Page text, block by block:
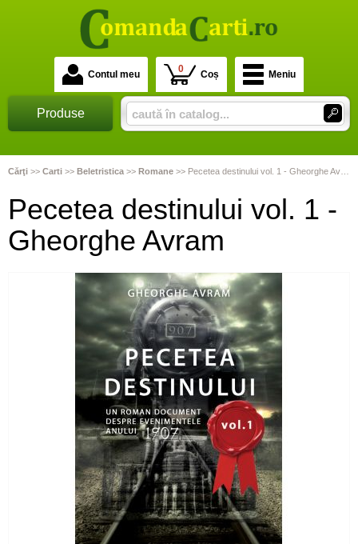
Contul meu 0 Coș Meniu
Produse
Cărţi >> Carti >> Beletristica >> Romane >> Pecetea destinului vol. 1 - Gheorghe Avram
Pecetea destinului vol. 1 -
Gheorghe Avram